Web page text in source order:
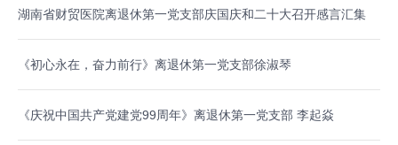
湖南省财贸医院离退休第一党支部庆国庆和二十大召开感言汇集
《初心永在，奋力前行》离退休第一党支部徐淑琴
《庆祝中国共产党建党99周年》离退休第一党支部 李起焱